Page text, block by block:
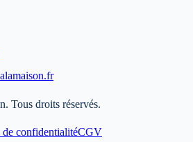
. Tous droits réservés.
confidentialitéCGV